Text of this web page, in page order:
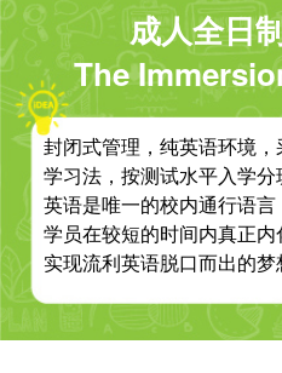
成人全日
The
封闭式管理，纯英语环境，
学习法，按测试水平入学分
英语是唯一的校内通行语
学员在较短的时间内真正内
实现流利英语脱口而出的梦